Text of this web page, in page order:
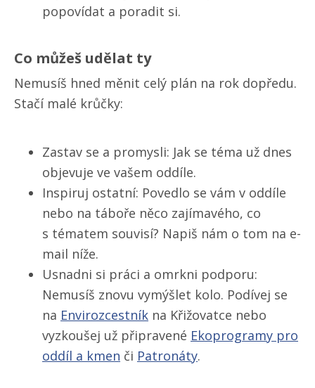
popovídat a poradit si.
Co můžeš udělat ty
Nemusíš hned měnit celý plán na rok dopředu.
Stačí malé krůčky:
Zastav se a promysli: Jak se téma už dnes
objevuje ve vašem oddíle.
Inspiruj ostatní: Povedlo se vám v oddíle
nebo na táboře něco zajímavého, co
s tématem souvisí? Napiš nám o tom na e-
mail níže.
Usnadni si práci a omrkni podporu:
Nemusíš znovu vymýšlet kolo. Podívej se
na Envirozcestník na Křižovatce nebo
vyzkoušej už připravené Ekoprogramy pro
oddíl a kmen či Patronáty.